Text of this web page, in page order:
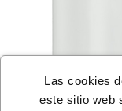
Las cookies
este sitio web